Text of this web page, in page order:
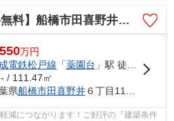
船橋市田喜野井 建築条件なし売地
万円
電鉄松戸線 「薬園台 」駅 徒歩15分
/ 111.47㎡
県船橋市田喜野井６丁目1147-6
減につながります！ご好評の『建築条件